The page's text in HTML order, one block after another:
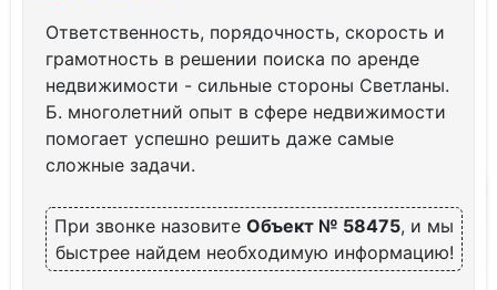
Ответственность, порядочность, скорость и
грамотность в решении поиска по аренде
недвижимости - сильные стороны Светланы.
Б. многолетний опыт в сфере недвижимости
помогает успешно решить даже самые
сложные задачи.
При звонке назовите Объект № 58475, и мы
быстрее найдем необходимую информацию!